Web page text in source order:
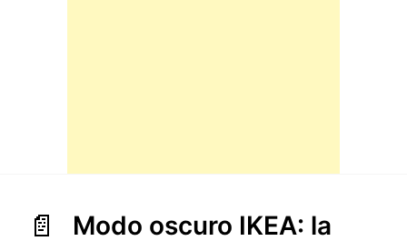
Modo oscuro IKEA: la